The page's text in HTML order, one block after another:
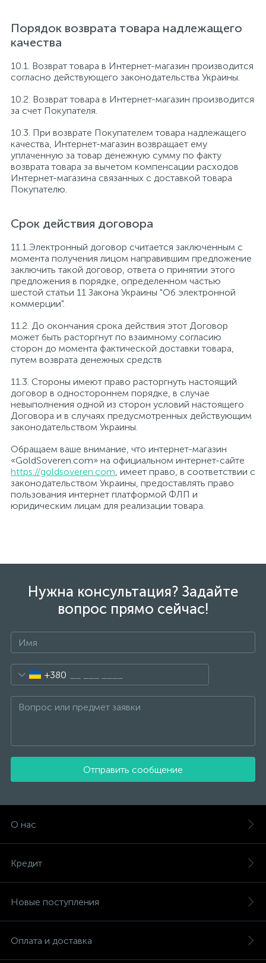
Порядок возврата товара надлежащего
качества
10.1. Возврат товара в Интернет-магазин производится
согласно действующего законодательства Украины.
10.2. Возврат товара в Интернет-магазин производится
за счет Покупателя.
10.3. При возврате Покупателем товара надлежащего
качества, Интернет-магазин возвращает ему
уплаченную за товар денежную сумму по факту
возврата товара за вычетом компенсации расходов
Интернет-магазина связанных с доставкой товара
Покупателю.
Срок действия договора
11.1.Электронный договор считается заключенным с
момента получения лицом направившим предложение
заключить такой договор, ответа о принятии этого
предложения в порядке, определенном частью
шестой статьи 11 Закона Украины "Об электронной
коммерции".
11.2. До окончания срока действия этот Договор
может быть расторгнут по взаимному согласию
сторон до момента фактической доставки товара,
путем возврата денежных средств
11.3. Стороны имеют право расторгнуть настоящий
договор в одностороннем порядке, в случае
невыполнения одной из сторон условий настоящего
Договора и в случаях предусмотренных действующим
законодательством Украины.
Обращаем ваше внимание, что интернет-магазин
«GoldSoveren.com» на официальном интернет-сайте
https://goldsoveren.com, имеет право, в соответствии с
законодательством Украины, предоставлять право
пользования интернет платформой ФЛП и
юридическим лицам для реализации товара.
Нужна консультация? Задайте
вопрос прямо сейчас!
+380
Отправить сообщение
О нас
Кредит
Новые поступления
Оплата и доставка